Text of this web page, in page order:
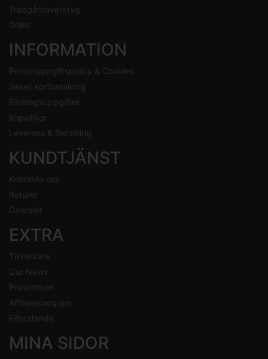
Trädgårdsverktyg
Grillar
INFORMATION
Personuppgiftspolicy & Cookies
Säker kortbetalning
Företagsuppgifter
Köpvillkor
Leverans & Betalning
KUNDTJÄNST
Kontakta oss
Returer
Översikt
EXTRA
Tillverkare
Our News
Presentkort
Affiliateprogram
Erbjudande
MINA SIDOR